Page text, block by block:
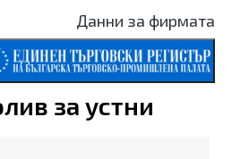
Данни за фирмата
за устни